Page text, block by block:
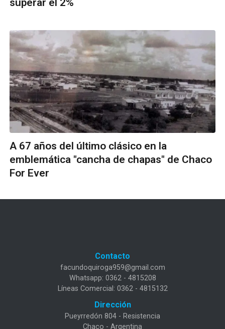
superar el 2%
A 67 años del último clásico en la
emblemática "cancha de chapas" de Chaco
For Ever
Contacto
facundoquiroga959@gmail.com
Whatsapp: 0362 - 4815208
Líneas Comercial: 0362 - 4815132
Dirección
Pueyrredón 804 - Resistencia
Chaco - Argentina